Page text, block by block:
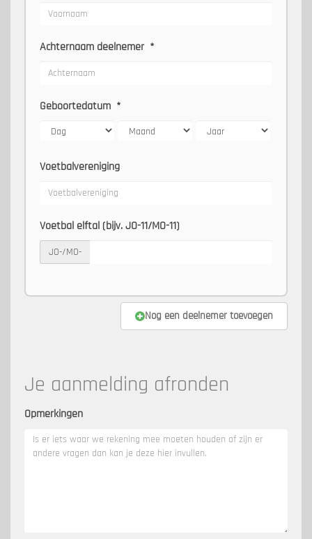
Achternaam deelnemer *
Geboortedatum *
Voetbalvereniging
Voetbal elftal (bijv. JO-11/MO-11)
JO-/MO-
Nog een deelnemer toevoegen
Je aanmelding afronden
Opmerkingen